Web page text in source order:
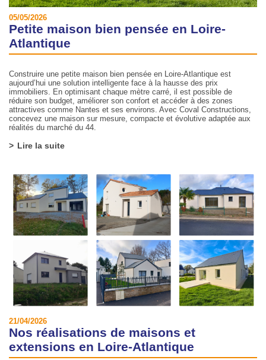
05/05/2026
Petite maison bien pensée en Loire-
Atlantique
Construire une petite maison bien pensée en Loire-Atlantique est
aujourd’hui une solution intelligente face à la hausse des prix
immobiliers. En optimisant chaque mètre carré, il est possible de
réduire son budget, améliorer son confort et accéder à des zones
attractives comme Nantes et ses environs. Avec Coval Constructions,
concevez une maison sur mesure, compacte et évolutive adaptée aux
réalités du marché du 44.
Lire la suite
21/04/2026
Nos réalisations de maisons et
extensions en Loire-Atlantique